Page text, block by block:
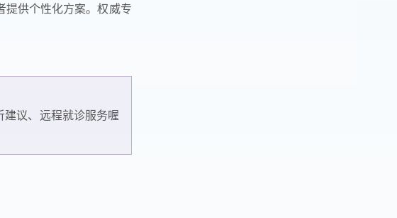
提供个性化方案。权威专
建议、远程就诊服务喔